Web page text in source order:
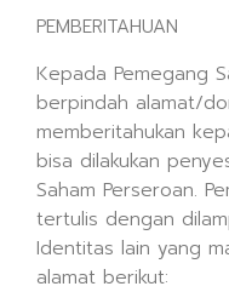
PEMBERITAHUAN
Kepada Pemegang
berpindah alamat/
memberitahukan
bisa dilakukan
Saham Perseroan.
tertulis dengan
Identitas lain yang
alamat berikut: